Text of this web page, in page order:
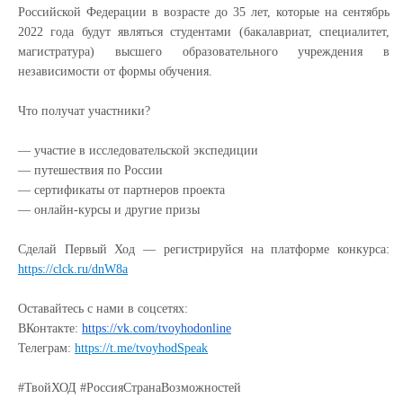
Российской Федерации в возрасте до 35 лет, которые на сентябрь
2022 года будут являться студентами (бакалавриат, специалитет,
магистратура) высшего образовательного учреждения в
независимости от формы обучения.
Что получат участники?
— участие в исследовательской экспедиции
— путешествия по России
— сертификаты от партнеров проекта
— онлайн-курсы и другие призы
Сделай Первый Ход — регистрируйся на платформе конкурса:
https://clck.ru/dnW8a
Оставайтесь с нами в соцсетях:
ВКонтакте: https://vk.com/tvoyhodonline
Телеграм: https://t.me/tvoyhodSpeak
#ТвойХОД #РоссияСтранаВозможностей